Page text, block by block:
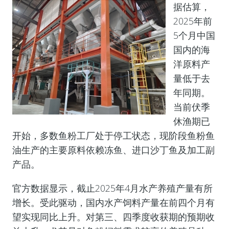
据估算，
2025年前
5个月中国
国内的海
洋原料产
量低于去
年同期。
当前伏季
休渔期已
开始，多数鱼粉工厂处于停工状态，现阶段鱼粉鱼
油生产的主要原料依赖冻鱼、进口沙丁鱼及加工副
产品。
官方数据显示，截止2025年4月水产养殖产量有所
增长。受此驱动，国内水产饲料产量在前四个月有
望实现同比上升。对第三、四季度收获期的预期收